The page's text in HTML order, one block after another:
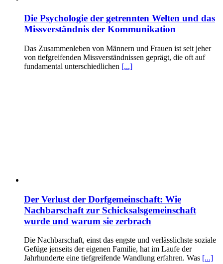
Die Psychologie der getrennten Welten und das
Missverständnis der Kommunikation
Das Zusammenleben von Männern und Frauen ist seit jeher
von tiefgreifenden Missverständnissen geprägt, die oft auf
fundamental unterschiedlichen [...]
Der Verlust der Dorfgemeinschaft: Wie
Nachbarschaft zur Schicksalsgemeinschaft
wurde und warum sie zerbrach
Die Nachbarschaft, einst das engste und verlässlichste soziale
Gefüge jenseits der eigenen Familie, hat im Laufe der
Jahrhunderte eine tiefgreifende Wandlung erfahren. Was [...]